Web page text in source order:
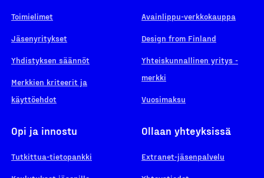
Toimielimet
Jäsenyritykset
Yhdistyksen säännöt
Merkkien kriteerit ja
käyttöehdot
Avainlippu-verkkokauppa
Design from Finland
Yhteiskunnallinen yritys -
merkki
Vuosimaksu
Opi ja innostu
Tutkittua-tietopankki
Ollaan yhteyksissä
Extranet-jäsenpalvelu